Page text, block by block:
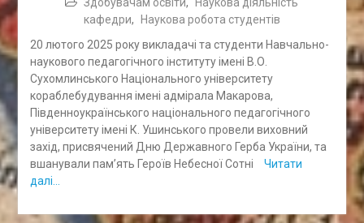
кафедри,
Наукова робота студентів
20 лютого 2025 року викладачі та студенти Навчально-
наукового педагогічного інституту імені В.О.
Сухомлинського Національного університету
кораблебудування імені адмірала Макарова,
Південноукраїнського національного педагогічного
університету імені К. Ушинського провели виховний
захід, присвячений Дню Державного Герба України, та
вшанували пам’ять Героїв Небесної Сотні
Читати
далі…